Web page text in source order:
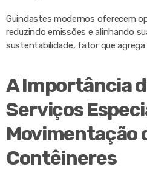
Guindastes modernos oferecem
reduzindo emissões e alinhando
sustentabilidade, fator que
A Importância
Serviços
Movimentação
Contêineres